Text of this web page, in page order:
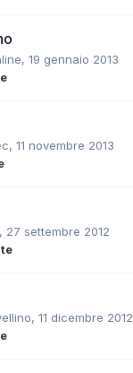
, 19 gennaio 2013
, 11 novembre 2013
, 27 settembre 2012
, 11 dicembre 2012